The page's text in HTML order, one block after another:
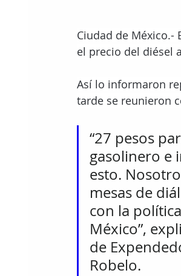
Ciudad de México.-
el precio del diésel a
Así lo informaron
tarde se reunieron
“27 pesos
gasolinero e
esto.
mesas de
con la
México”,
de
Robelo.